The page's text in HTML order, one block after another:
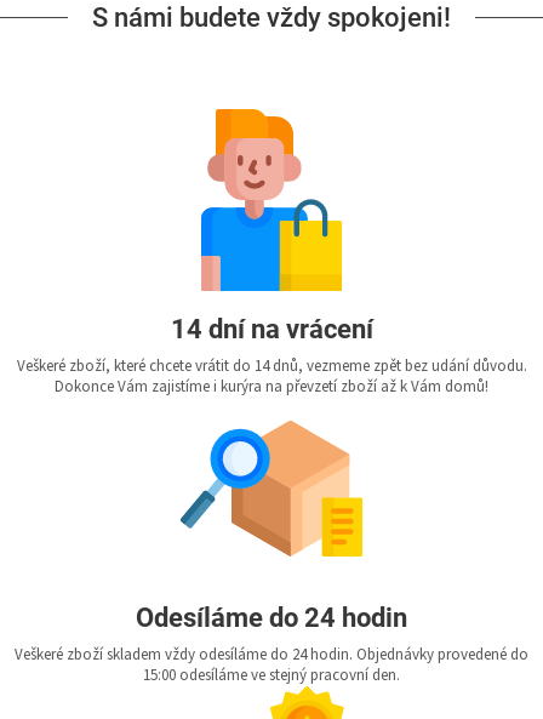
S námi budete vždy spokojeni!
14 dní na vrácení
Veškeré zboží, které chcete vrátit do 14 dnů, vezmeme zpět bez udání důvodu.
Dokonce Vám zajistíme i kurýra na převzetí zboží až k Vám domů!
Odesíláme do 24 hodin
Veškeré zboží skladem vždy odesíláme do 24 hodin. Objednávky provedené do
15:00 odesíláme ve stejný pracovní den.